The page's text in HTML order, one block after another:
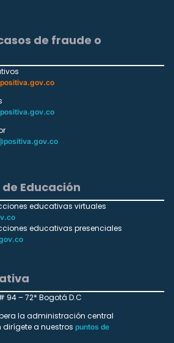
de fraude o
Educación
educativas virtuales
educativas presenciales
94 – 72* Bogotá D.C
la administración central
a nuestros puntos de